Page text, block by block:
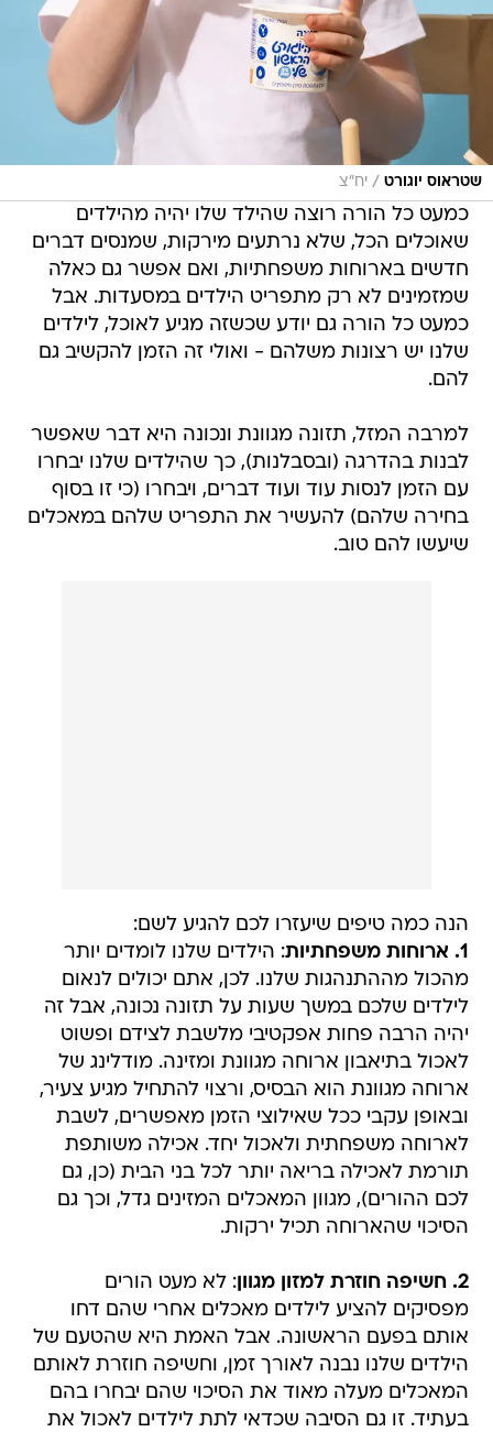
שטראוס יוגורט / יח"צ
כמעט כל הורה רוצה שהילד שלו יהיה מהילדים
שאוכלים הכל, שלא נרתעים מירקות, שמנסים דברים
חדשים בארוחות משפחתיות, ואם אפשר גם כאלה
שמזמינים לא רק מתפריט הילדים במסעדות. אבל
כמעט כל הורה גם יודע שכשזה מגיע לאוכל, לילדים
שלנו יש רצונות משלהם - ואולי זה הזמן להקשיב גם
להם.
למרבה המזל, תזונה מגוונת ונכונה היא דבר שאפשר
לבנות בהדרגה (ובסבלנות), כך שהילדים שלנו יבחרו
עם הזמן לנסות עוד ועוד דברים, ויבחרו (כי זו בסוף
בחירה שלהם) להעשיר את התפריט שלהם במאכלים
שיעשו להם טוב.
הנה כמה טיפים שיעזרו לכם להגיע לשם:
1. ארוחות משפחתיות
: הילדים שלנו לומדים יותר
מהכול מההתנהגות שלנו. לכן, אתם יכולים לנאום
לילדים שלכם במשך שעות על תזונה נכונה, אבל זה
יהיה הרבה פחות אפקטיבי מלשבת לצידם ופשוט
לאכול בתיאבון ארוחה מגוונת ומזינה. מודלינג של
ארוחה מגוונת הוא הבסיס, ורצוי להתחיל מגיע צעיר,
ובאופן עקבי ככל שאילוצי הזמן מאפשרים, לשבת
לארוחה משפחתית ולאכול יחד. אכילה משותפת
תורמת לאכילה בריאה יותר לכל בני הבית (כן, גם
לכם ההורים), מגוון המאכלים המזינים גדל, וכך גם
הסיכוי שהארוחה תכיל ירקות.
2. חשיפה חוזרת למזון מגוון
: לא מעט הורים
מפסיקים להציע לילדים מאכלים אחרי שהם דחו
אותם בפעם הראשונה. אבל האמת היא שהטעם של
הילדים שלנו נבנה לאורך זמן, וחשיפה חוזרת לאותם
המאכלים מעלה מאוד את הסיכוי שהם יבחרו בהם
בעתיד. זו גם הסיבה שכדאי לתת לילדים לאכול את